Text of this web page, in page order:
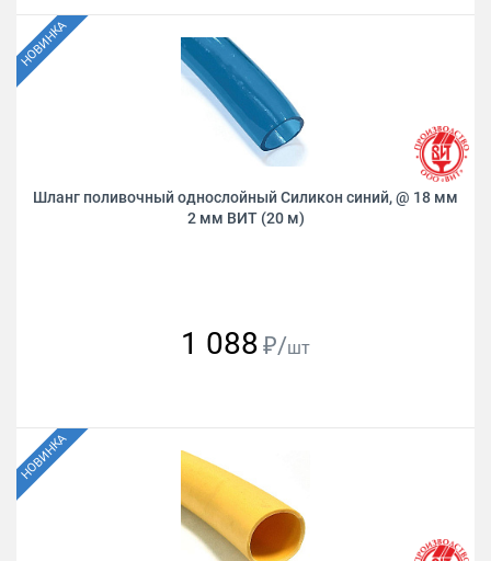
Шланг поливочный однослойный Силикон синий, @ 18 мм
2 мм ВИТ (20 м)
1 088 ₽/шт